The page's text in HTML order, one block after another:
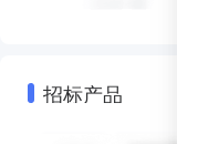
招标产品